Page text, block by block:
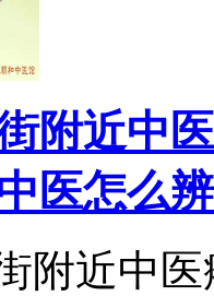
附近中
医怎么辨
附近中